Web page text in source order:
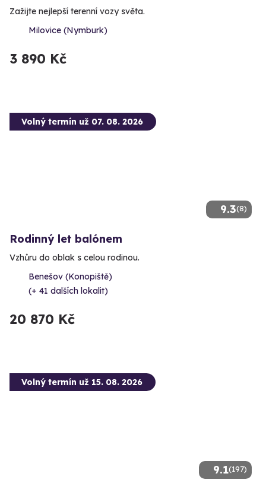
Zažijte nejlepší terenní vozy světa.
Milovice (Nymburk)
3 890 Kč
9.3(8)
Volný termín už 07. 08. 2026
Rodinný let balónem
Vzhůru do oblak s celou rodinou.
Benešov (Konopiště)
(+ 41 dalších lokalit)
20 870 Kč
9.1(197)
Volný termín už 15. 08. 2026